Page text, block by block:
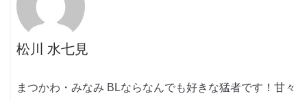
松川 水七見
まつかわ・みなみ BLならなんでも好きな猛者です！甘々